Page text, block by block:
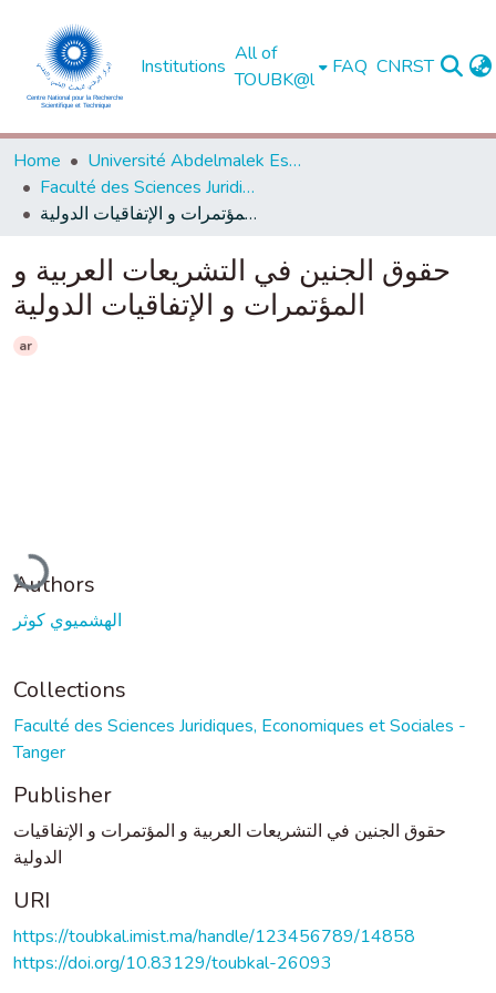
Institutions
All of
TOUBK@l
FAQ CNRST
Home
Université Abdelmalek Essaadi - Tétouan
Faculté des Sciences Juridiques, Economiques et Sociales - Tanger
حقوق الجنين في التشريعات العربية و المؤتمرات و الإتفاقيات الدولية
حقوق الجنين في التشريعات العربية و
المؤتمرات و الإتفاقيات الدولية
ar
Loading...
Authors
الهشميوي كوثر
Collections
Faculté des Sciences Juridiques, Economiques et Sociales -
Tanger
Publisher
حقوق الجنين في التشريعات العربية و المؤتمرات و الإتفاقيات
الدولية
URI
https://toubkal.imist.ma/handle/123456789/14858
https://doi.org/10.83129/toubkal-26093